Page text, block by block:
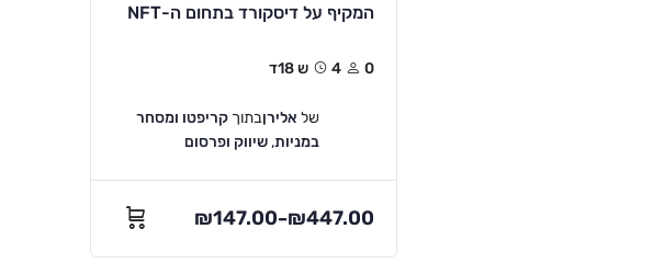
המקיף על דיסקורד בתחום ה-NFT
0 4ש 18ד
של אלירןבתוך קריפטו ומסחר
במניות, שיווק ופרסום
₪147.00–₪447.00